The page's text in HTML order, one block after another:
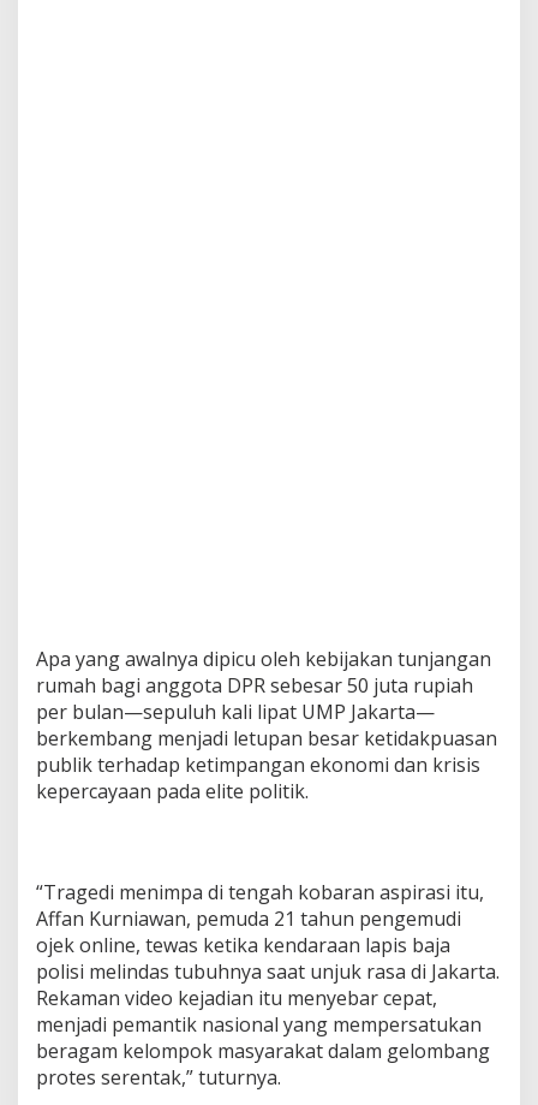
Apa yang awalnya dipicu oleh kebijakan tunjangan
rumah bagi anggota DPR sebesar 50 juta rupiah
per bulan—sepuluh kali lipat UMP Jakarta—
berkembang menjadi letupan besar ketidakpuasan
publik terhadap ketimpangan ekonomi dan krisis
kepercayaan pada elite politik.
“Tragedi menimpa di tengah kobaran aspirasi itu,
Affan Kurniawan, pemuda 21 tahun pengemudi
ojek online, tewas ketika kendaraan lapis baja
polisi melindas tubuhnya saat unjuk rasa di Jakarta.
Rekaman video kejadian itu menyebar cepat,
menjadi pemantik nasional yang mempersatukan
beragam kelompok masyarakat dalam gelombang
protes serentak,” tuturnya.